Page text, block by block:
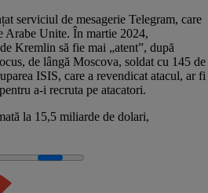
serviciul de mesagerie Telegram, care
Arabe Unite. În martie 2024,
de Kremlin să fie mai „atent”, după
de lângă Moscova, soldat cu 145 de
ISIS, care a revendicat atacul, ar fi
a-i recruta pe atacatori.
la 15,5 miliarde de dolari,